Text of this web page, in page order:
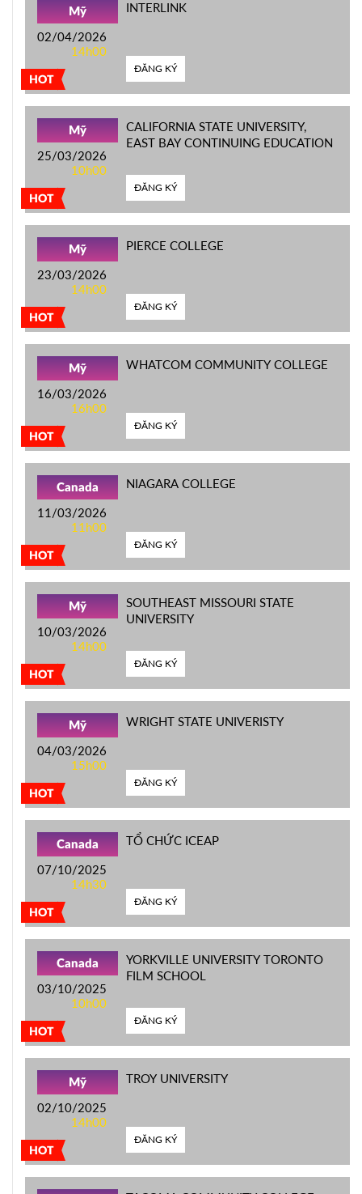
HOT
Mỹ
02/04/2026
14h00
INTERLINK
ĐĂNG KÝ
HOT
Mỹ
25/03/2026
10h00
CALIFORNIA STATE UNIVERSITY,
EAST BAY CONTINUING EDUCATION
ĐĂNG KÝ
HOT
Mỹ
23/03/2026
14h00
PIERCE COLLEGE
ĐĂNG KÝ
HOT
Mỹ
16/03/2026
16h00
WHATCOM COMMUNITY COLLEGE
ĐĂNG KÝ
HOT
Canada
11/03/2026
11h00
NIAGARA COLLEGE
ĐĂNG KÝ
HOT
Mỹ
10/03/2026
14h00
SOUTHEAST MISSOURI STATE
UNIVERSITY
ĐĂNG KÝ
HOT
Mỹ
04/03/2026
15h00
WRIGHT STATE UNIVERISTY
ĐĂNG KÝ
HOT
Canada
07/10/2025
14h30
TỔ CHỨC ICEAP
ĐĂNG KÝ
HOT
Canada
03/10/2025
10h00
YORKVILLE UNIVERSITY TORONTO
FILM SCHOOL
ĐĂNG KÝ
HOT
Mỹ
02/10/2025
14h00
TROY UNIVERSITY
ĐĂNG KÝ